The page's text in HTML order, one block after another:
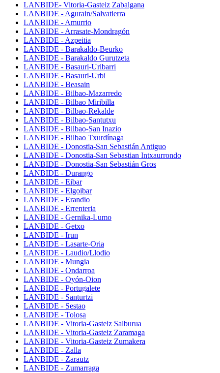
LANBIDE- Vitoria-Gasteiz Zabalgana
LANBIDE - Agurain/Salvatierra
LANBIDE - Amurrio
LANBIDE - Arrasate-Mondragón
LANBIDE - Azpeitia
LANBIDE - Barakaldo-Beurko
LANBIDE - Barakaldo Gurutzeta
LANBIDE - Basauri-Uribarri
LANBIDE - Basauri-Urbi
LANBIDE - Beasain
LANBIDE - Bilbao-Mazarredo
LANBIDE - Bilbao Miribilla
LANBIDE - Bilbao-Rekalde
LANBIDE - Bilbao-Santutxu
LANBIDE - Bilbao-San Inazio
LANBIDE - Bilbao Txurdínaga
LANBIDE - Donostia-San Sebastián Antiguo
LANBIDE - Donostia-San Sebastian Intxaurrondo
LANBIDE - Donostia-San Sebastián Gros
LANBIDE - Durango
LANBIDE - Eibar
LANBIDE - Elgoibar
LANBIDE - Erandio
LANBIDE - Errenteria
LANBIDE - Gernika-Lumo
LANBIDE - Getxo
LANBIDE - Irun
LANBIDE - Lasarte-Oria
LANBIDE - Laudio/Llodio
LANBIDE - Mungia
LANBIDE - Ondarroa
LANBIDE - Oyón-Oion
LANBIDE - Portugalete
LANBIDE - Santurtzi
LANBIDE - Sestao
LANBIDE - Tolosa
LANBIDE - Vitoria-Gasteiz Salburua
LANBIDE - Vitoria-Gasteiz Zaramaga
LANBIDE - Vitoria-Gasteiz Zumakera
LANBIDE - Zalla
LANBIDE - Zarautz
LANBIDE - Zumarraga